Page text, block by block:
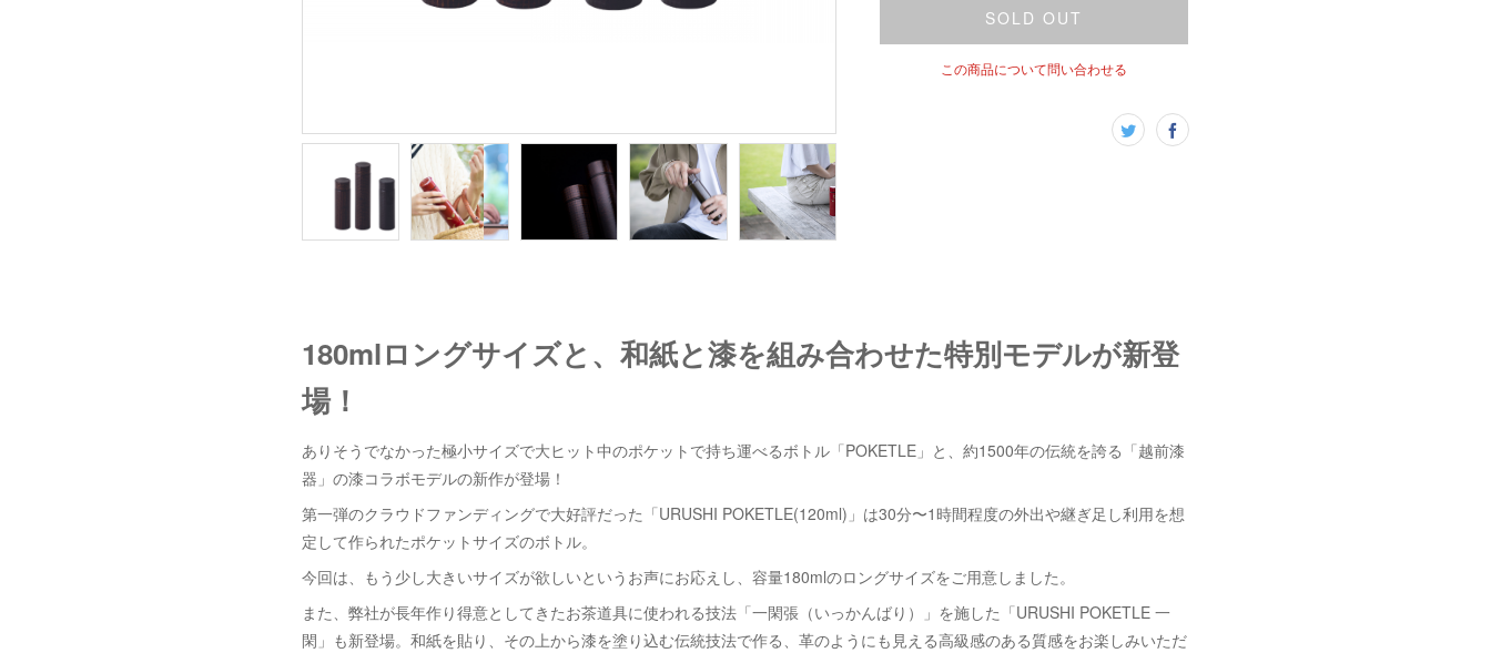
SOLD OUT
この商品について問い合わせる
180mlロングサイズと、和紙と漆を組み合わせた特別モデルが新登
場！
ありそうでなかった極小サイズで大ヒット中のポケットで持ち運べるボトル「POKETLE」と、約1500年の伝統を誇る「越前漆
器」の漆コラボモデルの新作が登場！
第一弾のクラウドファンディングで大好評だった「URUSHI POKETLE(120ml)」は30分〜1時間程度の外出や継ぎ足し利用を想
定して作られたポケットサイズのボトル。
今回は、もう少し大きいサイズが欲しいというお声にお応えし、容量180mlのロングサイズをご用意しました。
また、弊社が長年作り得意としてきたお茶道具に使われる技法「一閑張（いっかんばり）」を施した「URUSHI POKETLE 一
閑」も新登場。和紙を貼り、その上から漆を塗り込む伝統技法で作る、革のようにも見える高級感のある質感をお楽しみいただ